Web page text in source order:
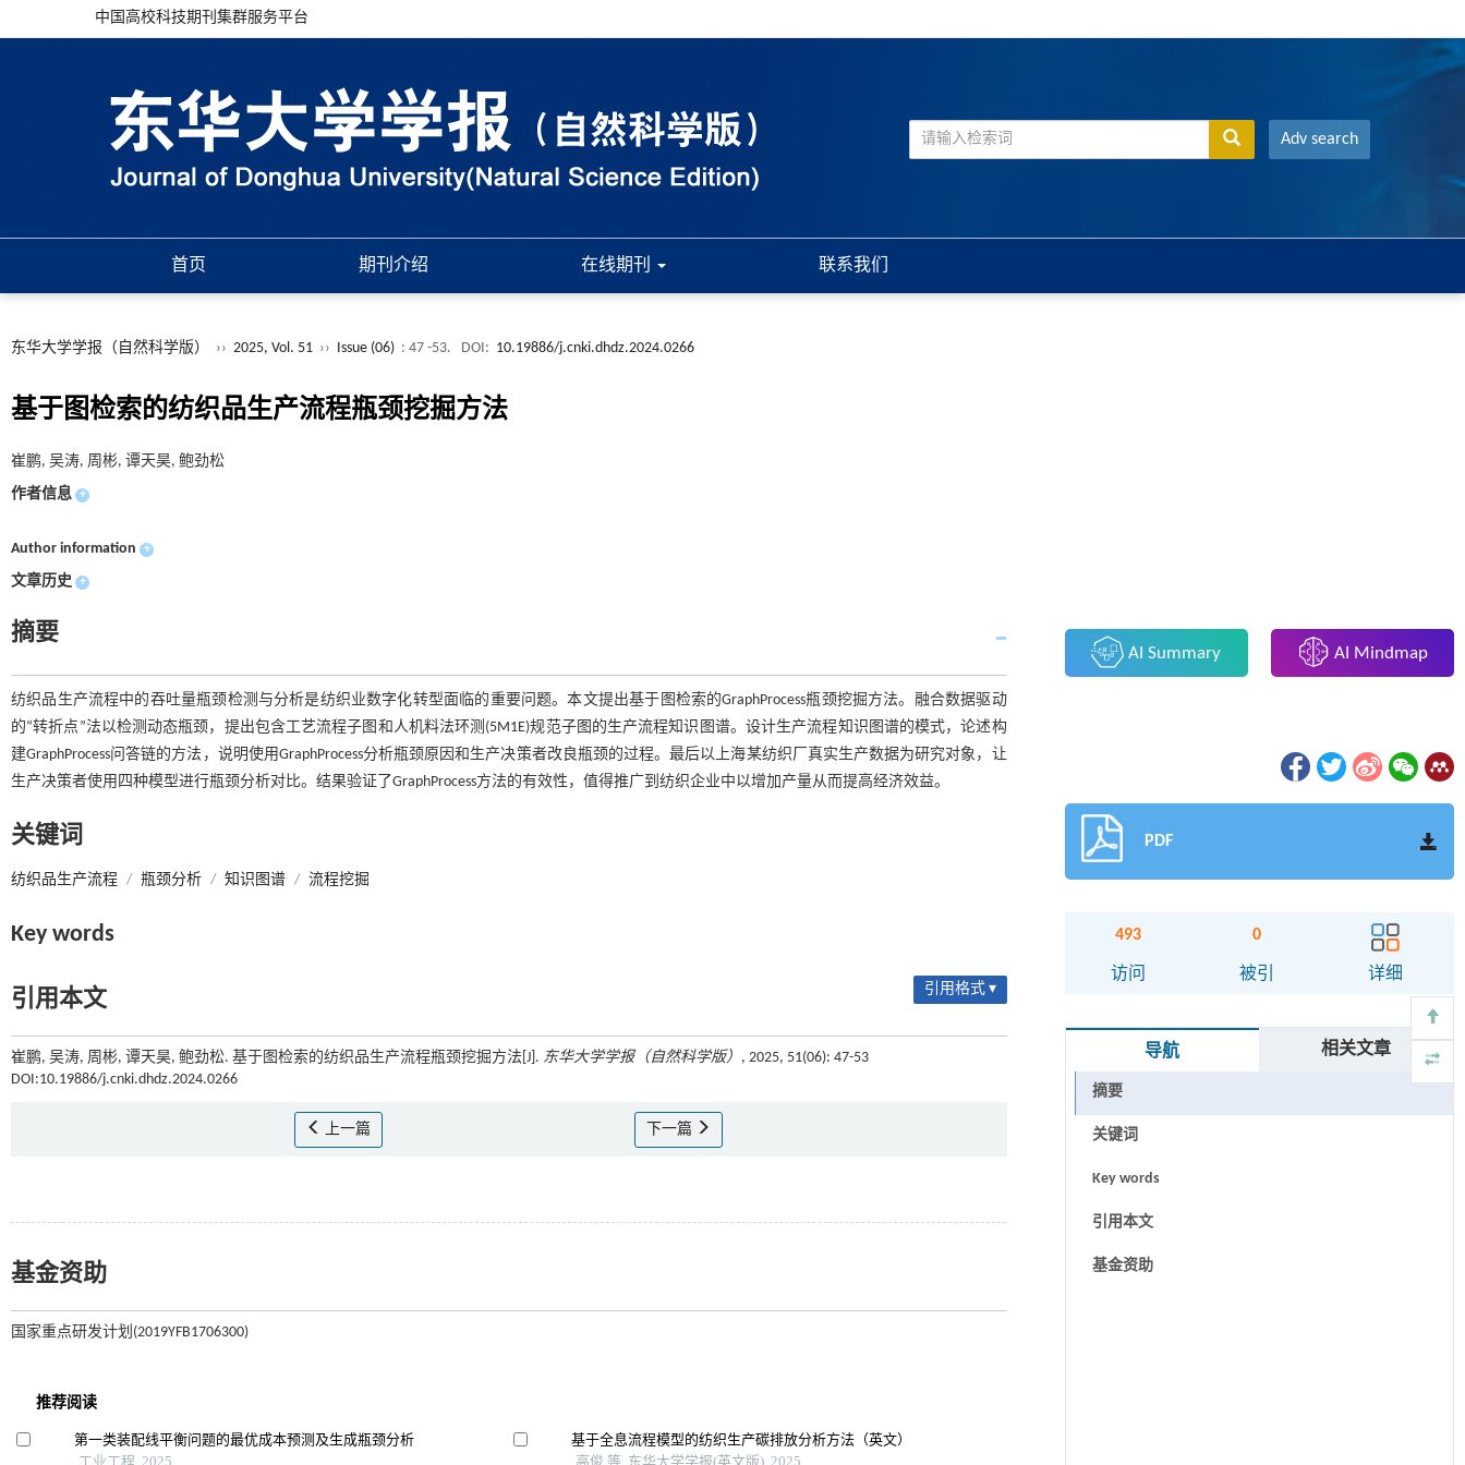
中国高校科技期刊集群服务平台
Adv search
首页 期刊介绍 在线期刊 联系我们
东华大学学报（自然科学版） ›› 2025, Vol. 51 ›› Issue (06) : 47 -53. DOI: 10.19886/j.cnki.dhdz.2024.0266
基于图检索的纺织品生产流程瓶颈挖掘方法
崔鹏, 吴涛, 周彬, 谭天昊, 鲍劲松
作者信息 +
Author information +
文章历史 +
摘要
纺织品生产流程中的吞吐量瓶颈检测与分析是纺织业数字化转型面临的重要问题。本文提出基于图检索的GraphProcess瓶颈挖掘方法。融合数据驱动
的“转折点”法以检测动态瓶颈，提出包含工艺流程子图和人机料法环测(5M1E)规范子图的生产流程知识图谱。设计生产流程知识图谱的模式，论述构
建GraphProcess问答链的方法，说明使用GraphProcess分析瓶颈原因和生产决策者改良瓶颈的过程。最后以上海某纺织厂真实生产数据为研究对象，让
生产决策者使用四种模型进行瓶颈分析对比。结果验证了GraphProcess方法的有效性，值得推广到纺织企业中以增加产量从而提高经济效益。
关键词
纺织品生产流程 / 瓶颈分析 / 知识图谱 / 流程挖掘
Key words
引用本文 引用格式 ▾
崔鹏, 吴涛, 周彬, 谭天昊, 鲍劲松. 基于图检索的纺织品生产流程瓶颈挖掘方法[J]. 东华大学学报（自然科学版） , 2025, 51(06): 47-53
DOI:10.19886/j.cnki.dhdz.2024.0266
上一篇 下一篇
基金资助
国家重点研发计划(2019YFB1706300)
AI Summary AI Mindmap
PDF
493
访问
0
被引 详细
导航 相关文章
摘要
关键词
Key words
引用本文
基金资助